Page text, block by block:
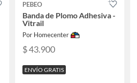
PEBEO
Banda de Plomo Adhesiva -
Vitrail
Por Homecenter
$ 43.900
ENVÍO GRATIS